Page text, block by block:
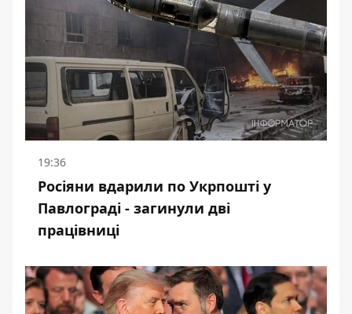
19:36
Росіяни вдарили по Укрпошті у
Павлограді - загинули дві
працівниці